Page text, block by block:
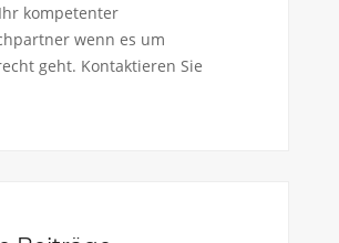
kompetenter
wenn es um
geht. Kontaktieren Sie